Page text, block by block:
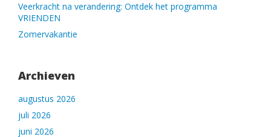
Veerkracht na verandering: Ontdek het programma
VRIENDEN
Zomervakantie
Archieven
augustus 2026
juli 2026
juni 2026